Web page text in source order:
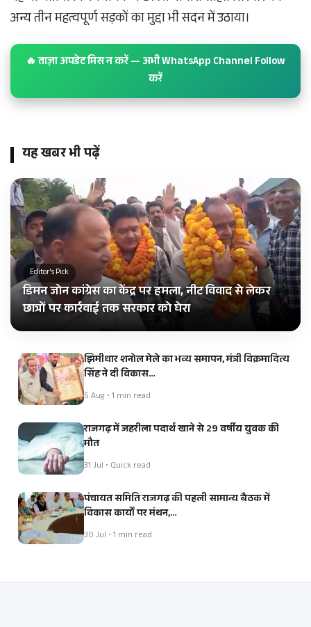
अन्य तीन महत्वपूर्ण सड़कों का मुद्दा भी सदन में उठाया।
🔥 ताज़ा अपडेट मिस न करें — अभी WhatsApp Channel Follow
करें
यह खबर भी पढ़ें
Editor's Pick
डिमन जोन कांग्रेस का केंद्र पर हमला, नीट विवाद से लेकर
छात्रों पर कार्रवाई तक सरकार को घेरा
झिमीधार शनोल मेले का भव्य समापन, मंत्री विक्रमादित्य
सिंह ने दी विकास…
5 Aug • 1 min read
राजगढ़ में जहरीला पदार्थ खाने से 29 वर्षीय युवक की
मौत
31 Jul • Quick read
पंचायत समिति राजगढ़ की पहली सामान्य बैठक में
विकास कार्यों पर मंथन,…
30 Jul • 1 min read